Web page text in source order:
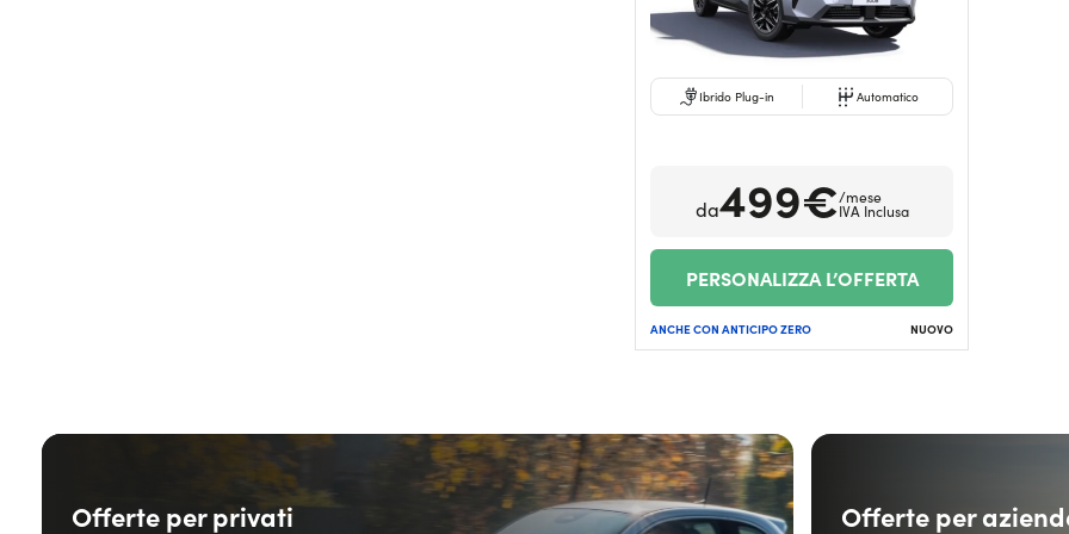
Ibrido Plug-in Automatico
da499€/mese
IVA Inclusa
PERSONALIZZA L’OFFERTA
ANCHE CON ANTICIPO ZERO NUOVO
Offerte per privati Offerte per